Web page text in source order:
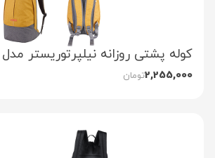
کوله پشتی روزانه نیلپرتوریستر
2,255,000تومان